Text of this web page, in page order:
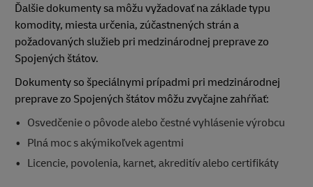
Ďalšie dokumenty sa môžu vyžadovať na základe typu
komodity, miesta určenia, zúčastnených strán a
požadovaných služieb pri medzinárodnej preprave zo
Spojených štátov.
Dokumenty so špeciálnymi prípadmi pri medzinárodnej
preprave zo Spojených štátov môžu zvyčajne zahŕňať:
Osvedčenie o pôvode alebo čestné vyhlásenie výrobcu
Plná moc s akýmikoľvek agentmi
Licencie, povolenia, karnet, akreditív alebo certifikáty